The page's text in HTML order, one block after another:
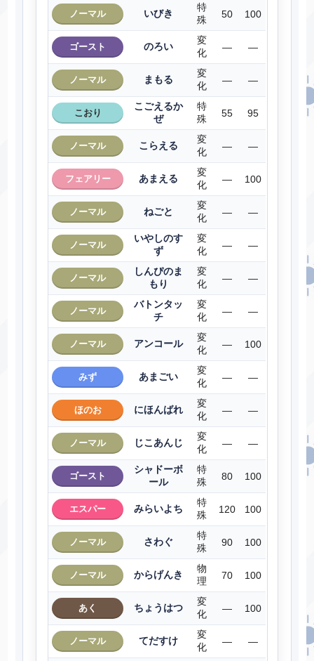
ノーマル いびき
特
殊
50 100
ゴースト のろい
変
化
― ―
ノーマル まもる
変
化
― ―
こおり
こごえるか
ぜ
特
殊
55 95
ノーマル こらえる
変
化
― ―
フェアリー あまえる
変
化
― 100
ノーマル ねごと
変
化
― ―
ノーマル
いやしのす
ず
変
化
― ―
ノーマル
しんぴのま
もり
変
化
― ―
ノーマル
バトンタッ
チ
変
化
― ―
ノーマル アンコール
変
化
― 100
みず あまごい
変
化
― ―
ほのお にほんばれ
変
化
― ―
ノーマル じこあんじ
変
化
― ―
ゴースト
シャドーボ
ール
特
殊
80 100
エスパー みらいよち
特
殊
120 100
ノーマル さわぐ
特
殊
90 100
ノーマル からげんき
物
理
70 100
あく ちょうはつ
変
化
― 100
ノーマル てだすけ
変
化
― ―